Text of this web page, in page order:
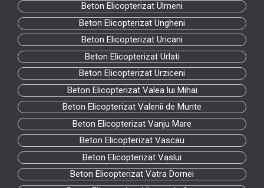
Beton Elicopterizat Ulmeni
Beton Elicopterizat Ungheni
Beton Elicopterizat Uricani
Beton Elicopterizat Urlati
Beton Elicopterizat Urziceni
Beton Elicopterizat Valea lui Mihai
Beton Elicopterizat Valenii de Munte
Beton Elicopterizat Vanju Mare
Beton Elicopterizat Vascau
Beton Elicopterizat Vaslui
Beton Elicopterizat Vatra Dornei